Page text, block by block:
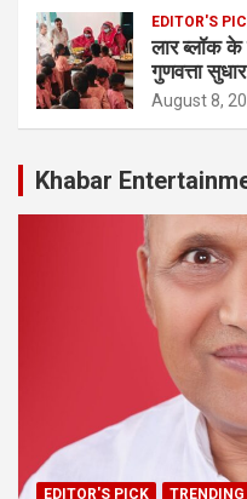
EDITOR'S
लार ब्लॉक के
गुणवत्ता
August 8,
Khabar
EDITOR'S PICK TRENDING